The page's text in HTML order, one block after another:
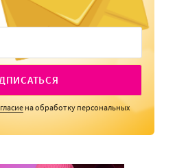
на обработку персональных